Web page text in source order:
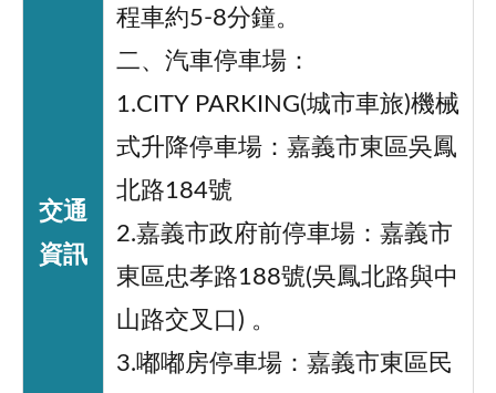
交通
資訊
程車約5-8分鐘。
二、汽車停車場：
1.CITY PARKING(城市車旅)機械
式升降停車場：嘉義市東區吳鳳
北路184號
2.嘉義市政府前停車場：嘉義市
東區忠孝路188號(吳鳳北路與中
山路交叉口) 。
3.嘟嘟房停車場：嘉義市東區民